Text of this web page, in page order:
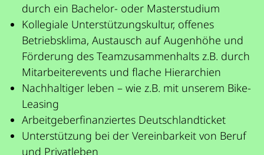
durch ein Bachelor- oder Masterstudium
Kollegiale Unterstützungskultur, offenes
Betriebsklima, Austausch auf Augenhöhe und
Förderung des Teamzusammenhalts z.B. durch
Mitarbeiterevents und flache Hierarchien
Nachhaltiger leben – wie z.B. mit unserem Bike-
Leasing
Arbeitgeberfinanziertes Deutschlandticket
Unterstützung bei der Vereinbarkeit von Beruf
und Privatleben